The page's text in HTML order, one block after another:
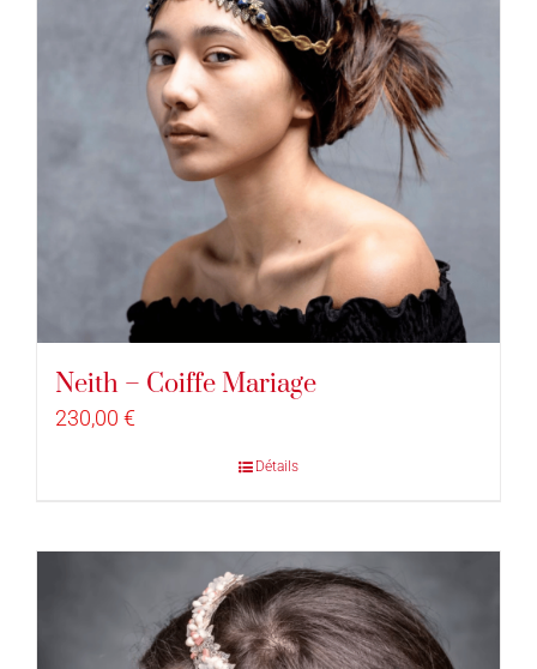
Neith – Coiffe Mariage
230,00 €
Détails